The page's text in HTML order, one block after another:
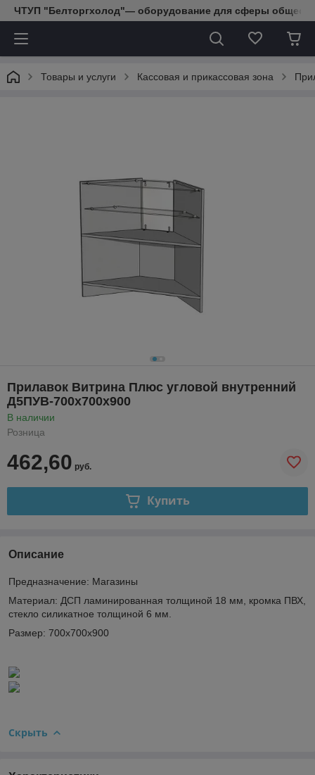
ЧТУП "Белторгхолод"— оборудование для сферы
Товары и услуги Кассовая и прикассовая зона
Прилавок Витрина Плюс угловой внутренний
Д5ПУВ-700х700х900
В наличии
Розница
462,60 руб.
Купить
Описание
Предназначение: Магазины
Материал: ДСП ламинированная толщиной 18 мм, кромка ПВХ,
стекло силикатное толщиной 6 мм.
Размер: 700х700х900
Скрыть